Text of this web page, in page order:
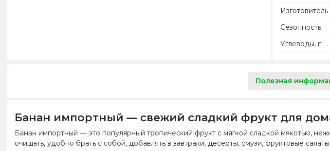
Изготовитель
Сезонность
Углеводы, г
Полезная
Банан импортный — свежий сладкий фрукт для
Банан импортный — это популярный тропический фрукт с мягкой сладкой мякотью,
очищать, удобно брать с собой, добавлять в завтраки, десерты, смузи, фруктовые